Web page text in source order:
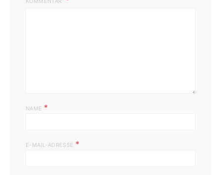
NAME *
E-MAIL-ADRESSE *